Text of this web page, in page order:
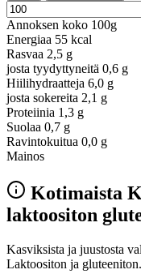
Annoksen koko 100g
Energiaa 55 kcal
Rasvaa 2,5 g
josta tyydyttyneitä 0,6 g
Hiilihydraatteja 6,0 g
josta sokereita 2,1 g
Proteiinia 1,3 g
Suolaa 0,7 g
Ravintokuitua 0,0 g
Mainos
Kotimaista
laktoositon
Kasviksista ja juustosta
Laktoositon ja gluteeniton.